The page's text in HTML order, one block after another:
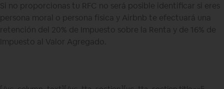
Si no proporcionas tu RFC no será posible identificar si eres
persona moral o persona física y Airbnb te efectuará una
retención del 20% de Impuesto sobre la Renta y de 16% de
Impuesto al Valor Agregado.